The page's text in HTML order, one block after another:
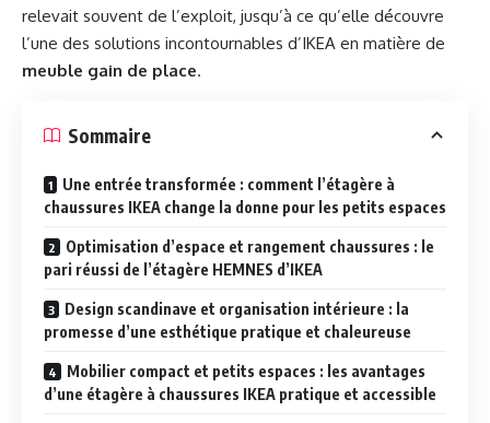
relevait souvent de l’exploit, jusqu’à ce qu’elle découvre
l’une des solutions incontournables d’IKEA en matière de
meuble gain de place.
Sommaire
Une entrée transformée : comment l’étagère à
chaussures IKEA change la donne pour les petits espaces
Optimisation d’espace et rangement chaussures : le
pari réussi de l’étagère HEMNES d’IKEA
Design scandinave et organisation intérieure : la
promesse d’une esthétique pratique et chaleureuse
Mobilier compact et petits espaces : les avantages
d’une étagère à chaussures IKEA pratique et accessible